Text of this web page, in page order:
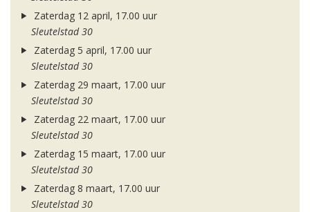
Zaterdag 12 april, 17.00 uur
Sleutelstad 30
Zaterdag 5 april, 17.00 uur
Sleutelstad 30
Zaterdag 29 maart, 17.00 uur
Sleutelstad 30
Zaterdag 22 maart, 17.00 uur
Sleutelstad 30
Zaterdag 15 maart, 17.00 uur
Sleutelstad 30
Zaterdag 8 maart, 17.00 uur
Sleutelstad 30